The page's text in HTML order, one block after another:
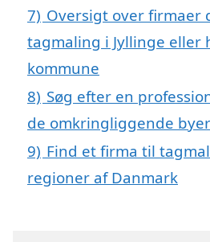
7) Oversigt over firmaer
tagmaling i Jyllinge eller
kommune
8) Søg efter en
de omkringliggende
9) Find et firma til
regioner af Danmark